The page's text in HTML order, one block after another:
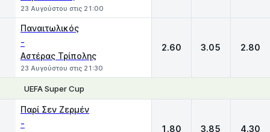
23 Αυγούστου στις 21:00
Παναιτωλικός
-
Αστέρας Τρίπολης
23 Αυγούστου στις 21:30
2.60 3.05 2.80
UEFA Super Cup
Παρί Σεν Ζερμέν
- 1.80 3.85 4.30